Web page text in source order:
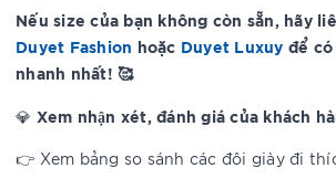
Nếu size của bạn không còn sẵn, hãy
Duyet Fashion hoặc Duyet Luxuy để có
nhanh nhất! 🥰
💎 Xem nhận xét, đánh giá của khách
👉 Xem bảng so sánh các đôi giày đi